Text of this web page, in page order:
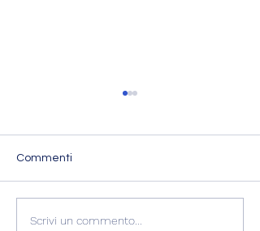
L'Imperatore Adriano
Commenti
Scrivi un commento...